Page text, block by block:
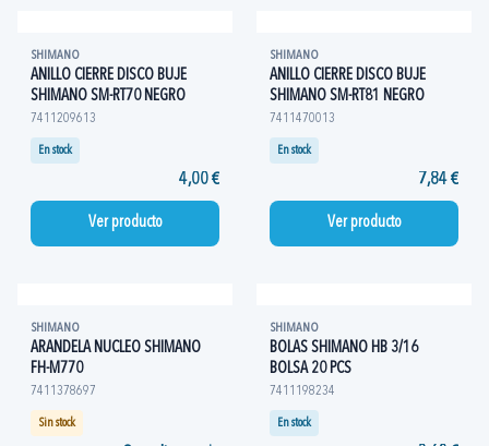
SHIMANO
ANILLO CIERRE DISCO BUJE
SHIMANO SM-RT70 NEGRO
7411209613
En stock
4,00 €
Ver producto
SHIMANO
ANILLO CIERRE DISCO BUJE
SHIMANO SM-RT81 NEGRO
7411470013
En stock
7,84 €
Ver producto
SHIMANO
ARANDELA NUCLEO SHIMANO
FH-M770
7411378697
Sin stock
SHIMANO
BOLAS SHIMANO HB 3/16
BOLSA 20 PCS
7411198234
En stock